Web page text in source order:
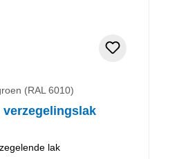
(RAL 6010)
verzegelingslak
lak